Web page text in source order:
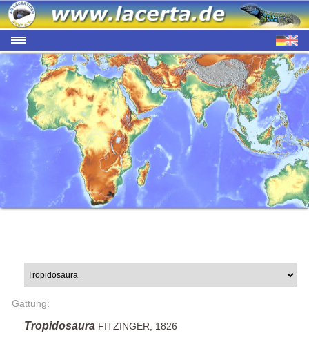
Gattung:
Tropidosaura FITZINGER, 1826